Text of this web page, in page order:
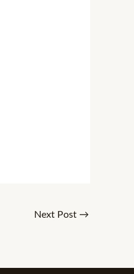
Next Post →